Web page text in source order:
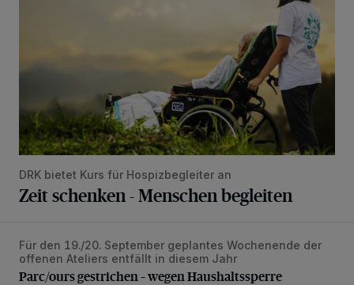
DRK bietet Kurs für Hospizbegleiter an
Zeit schenken - Menschen begleiten
Parc/ours gestrichen – wegen Haushaltssperre
Für den 19./20. September geplantes Wochenende der
offenen Ateliers entfällt in diesem Jahr
Parc/ours gestrichen – wegen Haushaltssperre